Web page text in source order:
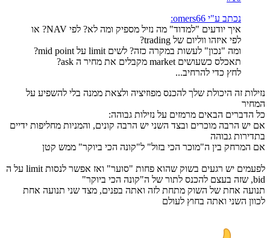
נכתב ע"י omers66:
איך יודעים "למדוד" מה נזיל מספיק ומה לא? לפי NAV? או
לפי איזהו ווליום של trading?
ומה "נכון" לעשות במקרה כזה? לשים limit על mid point?
תאכלס כשעושים market מקבלים את מחיר ה ask?
לחץ כדי להרחיב...
נזילות זה היכולת שלך להכנס מפוזיציה ולצאת ממנה בלי להשפיע על
המחיר
כל הדברים הבאים מרמזים על נזילות גבוהה:
אם יש הרבה מוכרים ובצד השני יש הרבה קונים, והמניות מחליפות ידיים
בתדירות גבוהה
אם המרחק בין ה"מוכר הכי בזול" ל"קונה הכי ביוקר" ממש קטן
לפעמים יש רגעים בשוק שהוא פחות "סוער" ואז אפשר לנסות limit על ה
bid, שזה בעצם להכנס לתור של ה"קונה הכי ביוקר"
תנועה אחת של השוק מתחת לזה ואתה בפנים, מצד שני תנועה אחת
לכוון השני ואתה בחוץ לעולם